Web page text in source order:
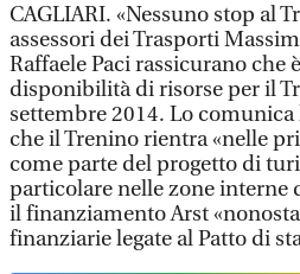
CAGLIARI. «Nessuno stop al
assessori dei Trasporti
Raffaele Paci rassicurano che
disponibilità di risorse per il
settembre 2014. Lo comunica
che il Trenino rientra «nelle
come parte del progetto di
particolare nelle zone interne
il finanziamento Arst
finanziarie legate al Patto di